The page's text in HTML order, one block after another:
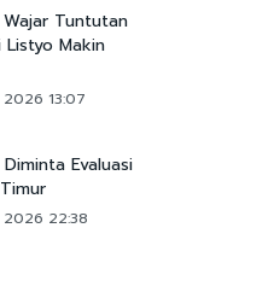
Tuntutan
Makin
13:07
Evaluasi
22:38